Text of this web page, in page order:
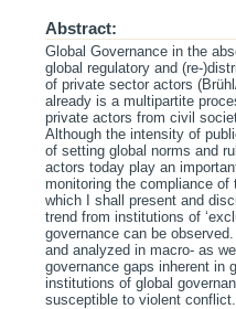
Abstract:
Global Governance in the
global regulatory and (re-
of private sector actors
already is a multipartite
private actors from civil
Although the intensity of
of setting global norms and
actors today play an
monitoring the compliance
which I shall present and
trend from institutions of
governance can be
and analyzed in macro- as
governance gaps inherent in
institutions of global
susceptible to violent conflict.